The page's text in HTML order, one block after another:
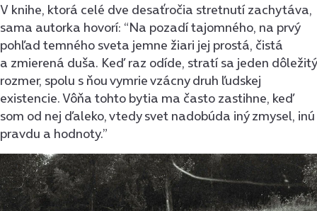
V knihe, ktorá celé dve desaťročia stretnutí zachytáva,
sama autorka hovorí: “Na pozadí tajomného, na prvý
pohľad temného sveta jemne žiari jej prostá, čistá
a zmierená duša. Keď raz odíde, stratí sa jeden dôležitý
rozmer, spolu s ňou vymrie vzácny druh ľudskej
existencie. Vôňa tohto bytia ma často zastihne, keď
som od nej ďaleko, vtedy svet nadobúda iný zmysel, inú
pravdu a hodnoty.”